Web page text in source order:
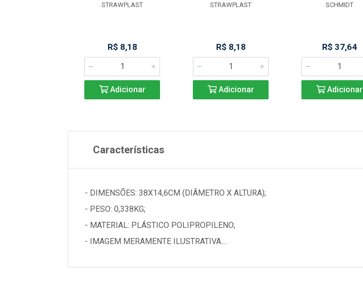
STRAWPLAST
R$ 8,18
Adicionar
STRAWPLAST
R$ 8,18
Adicionar
SCHMIDT
R$ 37,64
Adicionar
Características
- DIMENSÕES: 38X14,6CM (DIÂMETRO X ALTURA);
- PESO: 0,338KG;
- MATERIAL: PLÁSTICO POLIPROPILENO;
- IMAGEM MERAMENTE ILUSTRATIVA....